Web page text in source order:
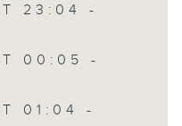
23:04 -
00:05 -
01:04 -